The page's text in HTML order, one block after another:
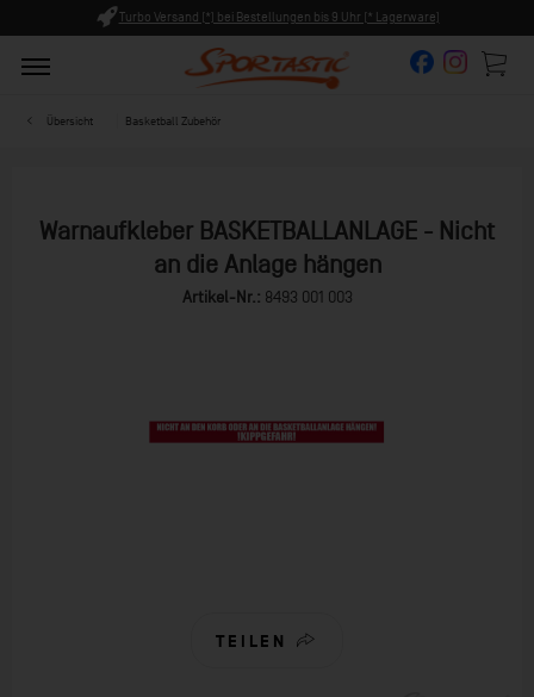
Turbo Versand (*) bei Bestellungen bis 9 Uhr (* Lagerware)
Übersicht Basketball Zubehör
Warnaufkleber BASKETBALLANLAGE - Nicht
an die Anlage hängen
Artikel-Nr.: 8493 001 003
TEILEN